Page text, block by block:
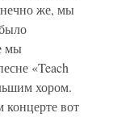
же, мы
мы
«Teach
хором.
вот